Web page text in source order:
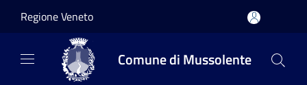
Regione Veneto
Comune di Mussolente